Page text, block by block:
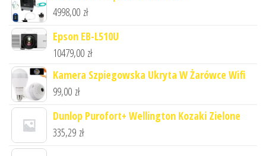
4998,00 zł
Epson EB-L510U
10479,00 zł
Kamera Szpiegowska Ukryta W Żarówce Wifi
99,00 zł
Dunlop Purofort+ Wellington Kozaki Zielone
335,29 zł